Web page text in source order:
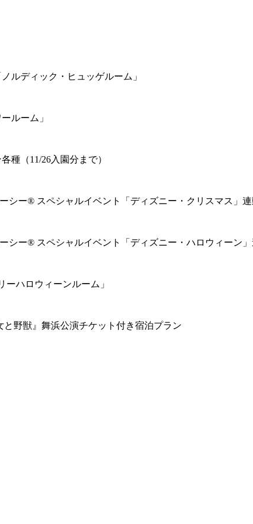
ルディック・ヒュッゲルーム」
ルーム」
種（11/26入園分まで）
シー® スペシャルイベント「ディズニー・クリスマス」
シー® スペシャルイベント「ディズニー・ハロウィーン
ハロウィーンルーム」
野獣』舞浜公演チケット付き宿泊プラン